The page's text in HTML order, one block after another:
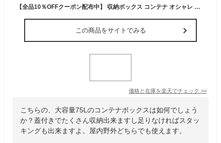
【全品10％OFFクーポン配布中】 収納ボックス コンテナ オシャレ コンテナボックス フタ付き おしゃれ ふた付き 蓋付き プラスチック boxコンテナ 75L アウトドア ベランダ 屋外 屋内 大容量 Thor Large Totes With Lid(ソー ラージ トート ウィズ リッド)
この商品をサイトでみる
価格と在庫を楽天でチェック >>
こちらの、大容量75Lのコンテナボックスは如何でしょう
か？蓋付きでたくさん収納出来ますし足りなければスタッ
キングも出来ますよ。屋内野外どちらでも使えます。